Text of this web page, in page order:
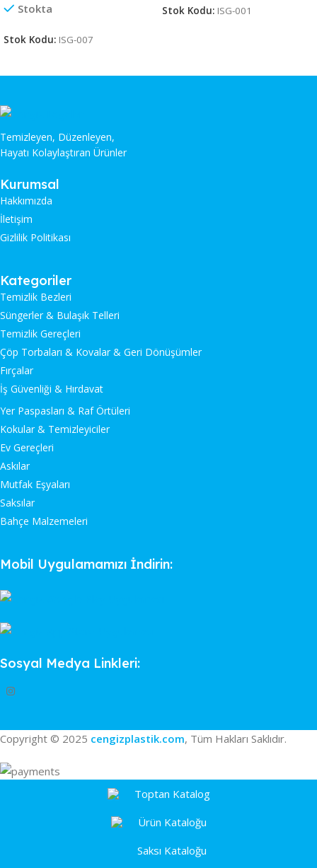
Stokta
Stok Kodu: ISG-007
Stok Kodu: ISG-001
Temizleyen, Düzenleyen,
Hayatı Kolaylaştıran Ürünler
Kurumsal
Hakkımızda
İletişim
Gizlilik Politikası
Kategoriler
Temizlik Bezleri
Süngerler & Bulaşık Telleri
Temizlik Gereçleri
Çöp Torbaları & Kovalar & Geri Dönüşümler
Fırçalar
İş Güvenliği & Hırdavat
Yer Paspasları & Raf Örtüleri
Kokular & Temizleyiciler
Ev Gereçleri
Askılar
Mutfak Eşyaları
Saksılar
Bahçe Malzemeleri
Mobil Uygulamamızı İndirin:
Sosyal Medya Linkleri:
Copyright © 2025 cengizplastik.com, Tüm Hakları Saklıdır.
Toptan Katalog
Ürün Kataloğu
Saksı Kataloğu